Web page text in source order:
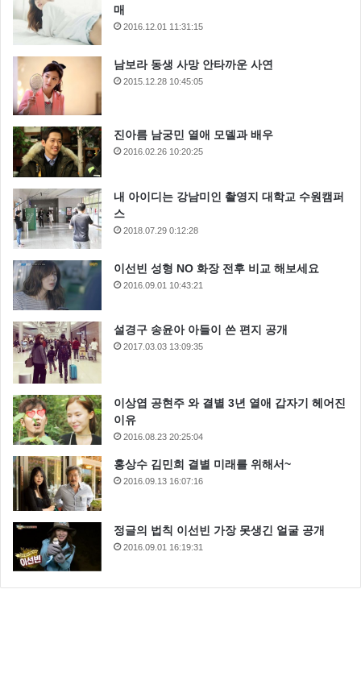
매
2016.12.01 11:31:15
남보라 동생 사망 안타까운 사연
2015.12.28 10:45:05
진아름 남궁민 열애 모델과 배우
2016.02.26 10:20:25
내 아이디는 강남미인 촬영지 대학교 수원캠퍼
스
2018.07.29 0:12:28
이선빈 성형 NO 화장 전후 비교 해보세요
2016.09.01 10:43:21
설경구 송윤아 아들이 쓴 편지 공개
2017.03.03 13:09:35
이상엽 공현주 와 결별 3년 열애 갑자기 헤어진
이유
2016.08.23 20:25:04
홍상수 김민희 결별 미래를 위해서~
2016.09.13 16:07:16
정글의 법칙 이선빈 가장 못생긴 얼굴 공개
2016.09.01 16:19:31